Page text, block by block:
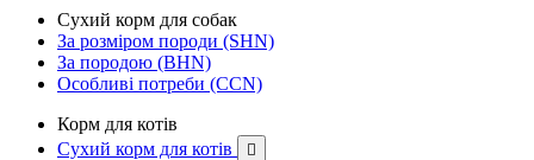
Сухий корм для собак
За розміром породи (SHN)
За породою (BHN)
Особливі потреби (CCN)
Корм для котів
Сухий корм для котів
